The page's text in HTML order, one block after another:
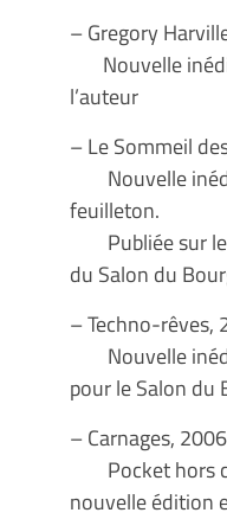
– Gregory
Nouvelle
l’auteur
– Le Sommeil
Nouvelle
feuilleton.
Publiée sur le
du Salon du
– Techno-rêves,
Nouvelle
pour le Salon du
– Carnages,
Pocket hors
nouvelle édition